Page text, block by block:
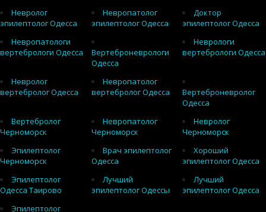
Невролог
эпилептолог Одесса
Невропатолог
эпилептолог Одесса
Доктор
эпилептолог Одесса
Невропатологи
вертебрологи Одесса
Вертеброневрологи
Одесса
Неврологи
вертебрологи Одесса
Невролог
вертебролог Одесса
Невропатолог
вертебролог Одесса
Вертеброневролог
Одесса
Вертебролог
Черноморск
Невропатолог
Черноморск
Невролог
Черноморск
Эпилептолог
Черноморск
Врач эпилептолог
Одесса
Хороший
эпилептолог Одесса
Эпилептолог
Одесса Таирово
Лучший
эпилептолог Одессы
Лучший
эпилептолог Одесса
Эпилептолог